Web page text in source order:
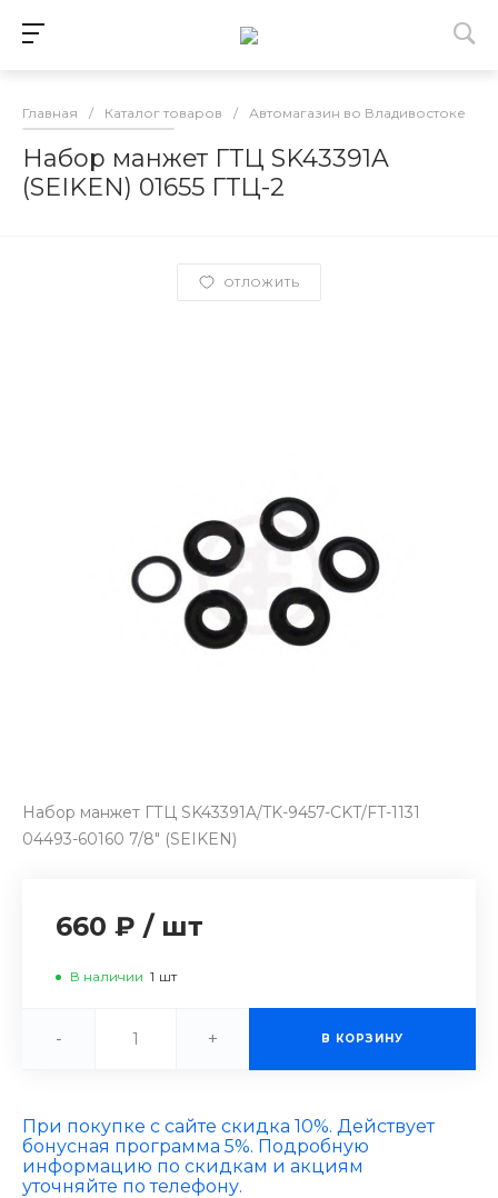
Главная / Каталог товаров / Автомагазин во Владивостоке
Набор манжет ГТЦ SK43391A
(SEIKEN) 01655 ГТЦ-2
ОТЛОЖИТЬ
Набор манжет ГТЦ SK43391A/TK-9457-CKT/FT-1131
04493-60160 7/8" (SEIKEN)
660 ₽ / шт
В наличии 1 шт
- + В КОРЗИНУ
При покупке с сайте скидка 10%. Действует
бонусная программа 5%. Подробную
информацию по скидкам и акциям
уточняйте по телефону.